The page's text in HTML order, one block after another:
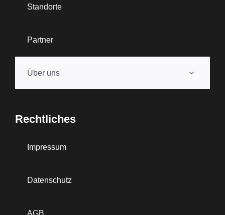
Standorte
Partner
Über uns
Rechtliches
Impressum
Datenschutz
AGB